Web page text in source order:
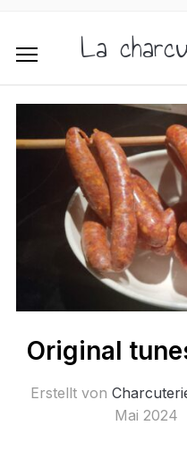
La
Original
Erstellt von
Mai 2024